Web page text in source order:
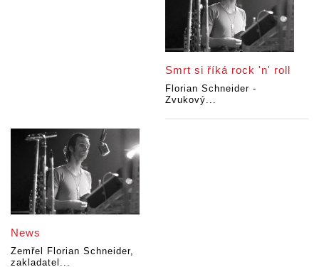
Smrt si říká rock 'n' roll
Florian Schneider -
Zvukový...
News
Zemřel Florian Schneider,
zakladatel...